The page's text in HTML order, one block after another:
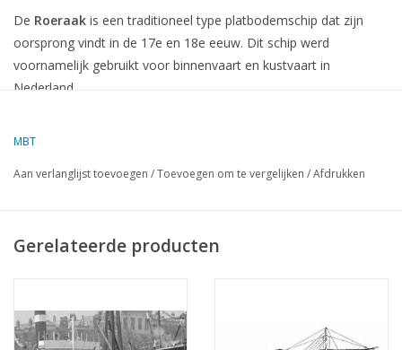
De Roeraak is een traditioneel type platbodemschip dat zijn
oorsprong vindt in de 17e en 18e eeuw. Dit schip werd
voornamelijk gebruikt voor binnenvaart en kustvaart in
Nederland.
Kenmerken van de Roeraak
Romp:De Roeraak heeft een karakteristieke, bolle vorm met
dat het een grootzeil heeft dat schuin staat ten opzichte van de
de late 17e eeuw heeft een lengte van ongeveer 85 cm in schaal
1:10.
MBT
Aan verlanglijst toevoegen /Toevoegen om te vergelijken /Afdrukken
Gerelateerde producten